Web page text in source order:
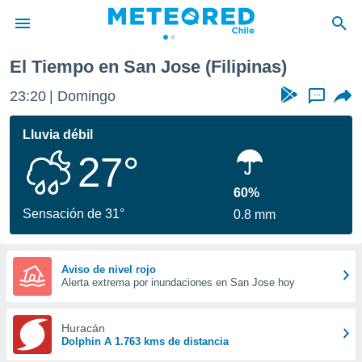
de
por
se
calidad.
a este
las
y
forma
digital
basada
El Tiempo en San Jose (Filipinas)
23:20 Domingo ...
Lluvia débil
27°
Sensación de 31°
60%
0.8 mm
Aviso de nivel rojo
Alerta extrema por inundaciones en San Jose hoy
Huracán
Dolphin A 1.763 kms de distancia